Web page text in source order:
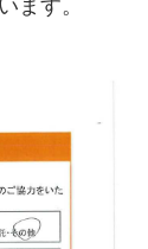
ます。